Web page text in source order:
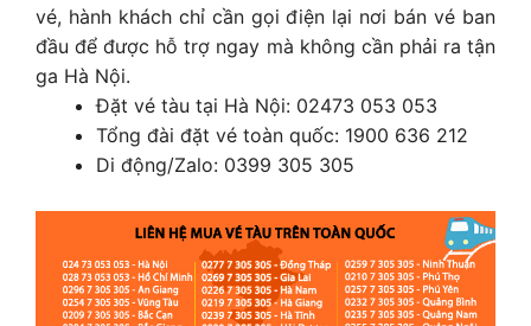
vé, hành khách chỉ cần gọi điện lại nơi bán vé ban
đầu để được hỗ trợ ngay mà không cần phải ra tận
ga Hà Nội.
Đặt vé tàu tại Hà Nội: 02473 053 053
Tổng đài đặt vé toàn quốc: 1900 636 212
Di động/Zalo: 0399 305 305